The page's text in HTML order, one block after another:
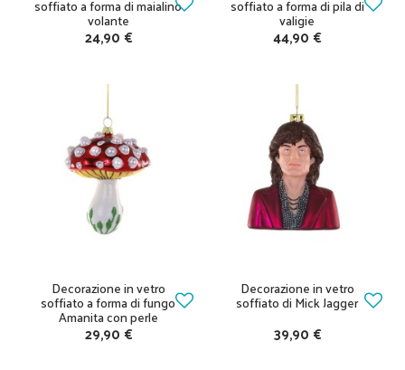
soffiato a forma di maialino
volante
24,90 €
soffiato a forma di pila di
valigie
44,90 €
Decorazione in vetro
soffiato a forma di fungo
Amanita con perle
29,90 €
Decorazione in vetro
soffiato di Mick Jagger
39,90 €